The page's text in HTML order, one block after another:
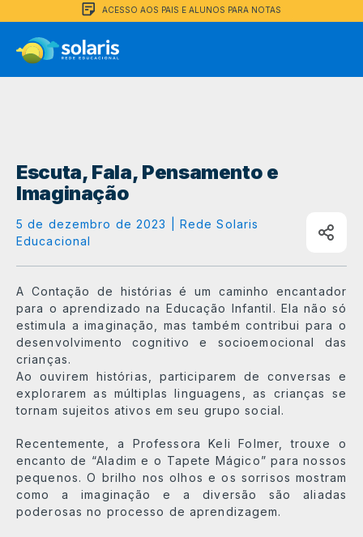
ACESSO AOS PAIS E ALUNOS PARA NOTAS
Escuta, Fala, Pensamento e
Imaginação
5 de dezembro de 2023 | Rede Solaris
Educacional
A Contação de histórias é um caminho encantador
para o aprendizado na Educação Infantil. Ela não só
estimula a imaginação, mas também contribui para o
desenvolvimento cognitivo e socioemocional das
crianças.
Ao ouvirem histórias, participarem de conversas e
explorarem as múltiplas linguagens, as crianças se
tornam sujeitos ativos em seu grupo social.
Recentemente, a Professora Keli Folmer, trouxe o
encanto de “Aladim e o Tapete Mágico” para nossos
pequenos. O brilho nos olhos e os sorrisos mostram
como a imaginação e a diversão são aliadas
poderosas no processo de aprendizagem.